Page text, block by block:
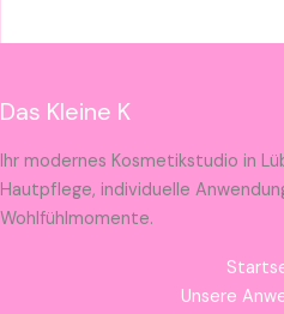
Das Kleine K
Ihr modernes Kosmetikstudio in
Hautpflege, individuelle
Wohlfühlmomente.
Unsere